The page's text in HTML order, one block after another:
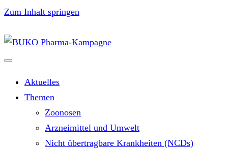
Zum Inhalt springen
Aktuelles
Themen
Zoonosen
Arzneimittel und Umwelt
Nicht übertragbare Krankheiten (NCDs)